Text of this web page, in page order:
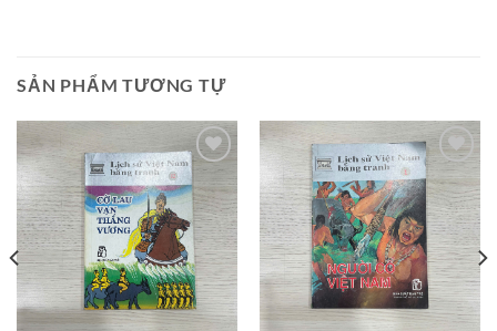
SẢN PHẨM TƯƠNG TỰ